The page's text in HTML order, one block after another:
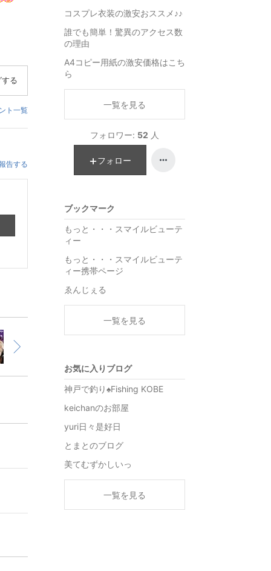
る
ト一覧
告する
コスプレ衣装の激安おススメ♪♪
誰でも簡単！驚異のアクセス数
の理由
A4コピー用紙の激安価格はこち
ら
一覧を見る
フォロワー: 52 人
フォロー
ブックマーク
もっと・・・スマイルビューテ
ィー
もっと・・・スマイルビューテ
ィー携帯ページ
ゑんじぇる
一覧を見る
お気に入りブログ
神戸で釣り♠️Fishing KOBE
keichanのお部屋
yuri日々是好日
とまとのブログ
美てむずかしいっ
一覧を見る